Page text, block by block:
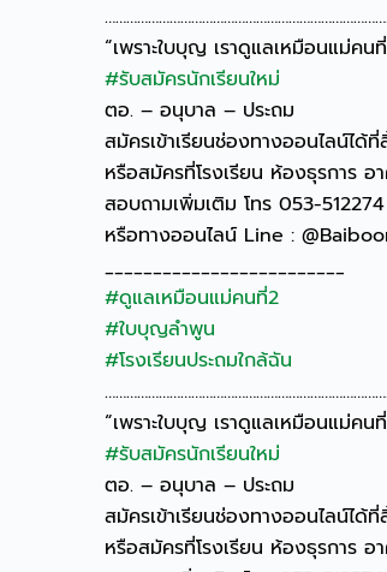
“เพราะใบบุญ เราดูแลเหมือนแม่คน
#รับสมัครนักเรียนใหม่
ตอ. – อนุบาล – ประถม
สมัครเข้าเรียนช่องทางออนไลน์ได้
หรือสมัครที่โรงเรียน ห้องธุรการ อ
สอบถามเพิ่มเติม โทร 053-
หรือทางออนไลน์ Line :
_________________________
#ดูแลเหมือนแม่คนที่2
#ใบบุญลำพูน
#โรงเรียนประถมใกล้ฉัน
“เพราะใบบุญ เราดูแลเหมือนแม่คน
#รับสมัครนักเรียนใหม่
ตอ. – อนุบาล – ประถม
สมัครเข้าเรียนช่องทางออนไลน์ได้
หรือสมัครที่โรงเรียน ห้องธุรการ อ